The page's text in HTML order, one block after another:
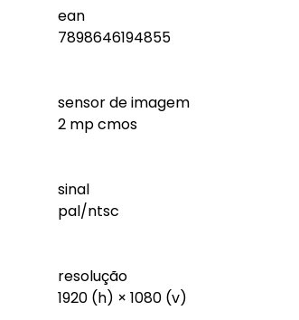
ean
7898646194855
sensor de imagem
2 mp cmos
sinal
pal/ntsc
resolução
1920 (h) × 1080 (v)